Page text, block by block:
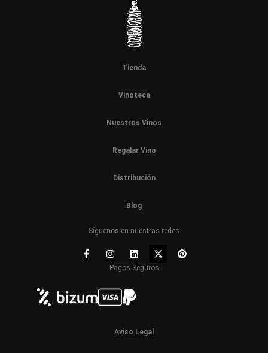
Tienda
Vinoteca
Nuestros Vinos
Regalar Vino
Distribución
Blog
Síguenos en nuestras redes
Pagos Seguros
Aviso Legal